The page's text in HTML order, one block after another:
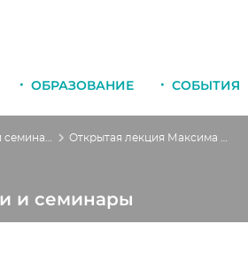
ОБРАЗОВАНИЕ СОБЫТИЯ
и семинары